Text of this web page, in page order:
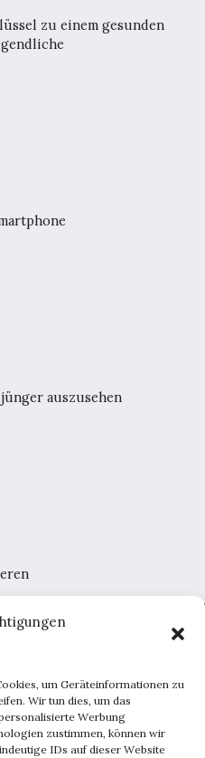
um Geräteinformationen zu
Wir tun dies, um das
Werbung
zustimmen, können wir
IDs auf dieser Website
zu einem gesunden
auszusehen